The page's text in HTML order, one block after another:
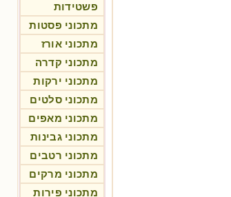
פשטידות
מתכוני פסטות
מתכוני אורז
מתכוני קדרה
מתכוני ירקות
מתכוני סלטים
מתכוני מאפים
מתכוני גבינות
מתכוני רטבים
מתכוני מרקים
מתכוני פירות